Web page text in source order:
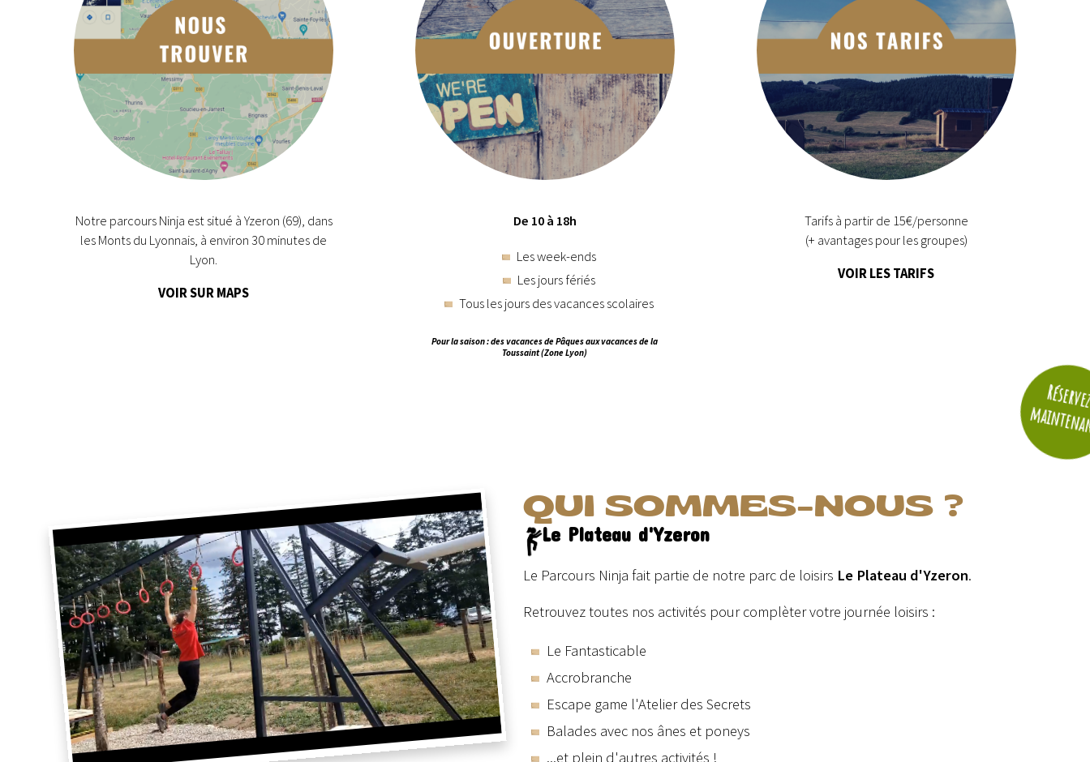
Notre parcours Ninja est situé à Yzeron (69), dans
les Monts du Lyonnais, à environ 30 minutes de
Lyon.
VOIR SUR MAPS
De 10 à 18h
Les week-ends
Les jours fériés
Tous les jours des vacances scolaires
Pour la saison : des vacances de Pâques aux vacances de la
Toussaint (Zone Lyon)
Tarifs à partir de 15€/personne
(+ avantages pour les groupes)
VOIR LES TARIFS
QUI SOMMES-NOUS ?
Le Plateau d'Yzeron
Le Parcours Ninja fait partie de notre parc de loisirs Le Plateau d'Yzeron.
Retrouvez toutes nos activités pour complèter votre journée loisirs :
Le Fantasticable
Accrobranche
Escape game l'Atelier des Secrets
Balades avec nos ânes et poneys
...et plein d'autres activités !